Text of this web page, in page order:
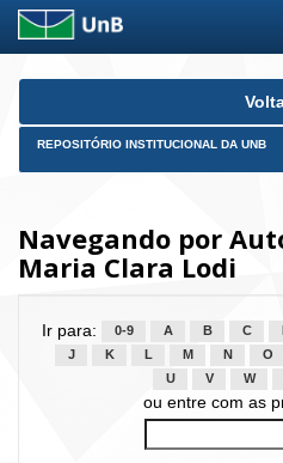
Skip
REPOSITÓRIO INSTITUCIONAL DA UNB
Navegando por
Maria Clara Lodi
Ir para: 0-9 A B C
J
K L M N O
U
V W
ou entre com as